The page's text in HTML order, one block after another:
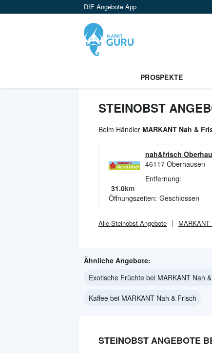
DIE Angebote App
PROSPEKTE
STEINOBST
Beim Händler MARKANT Nah &
nah&frisch
46117 Oberhausen
Entfernung:
31.0km
Öffnungszeiten: Geschlossen
Alle Steinobst Angebote
Ähnliche Angebote:
Exotische Früchte bei MARKANT Nah
Kaffee bei MARKANT Nah & Frisch
STEINOBST ANGEBOTE